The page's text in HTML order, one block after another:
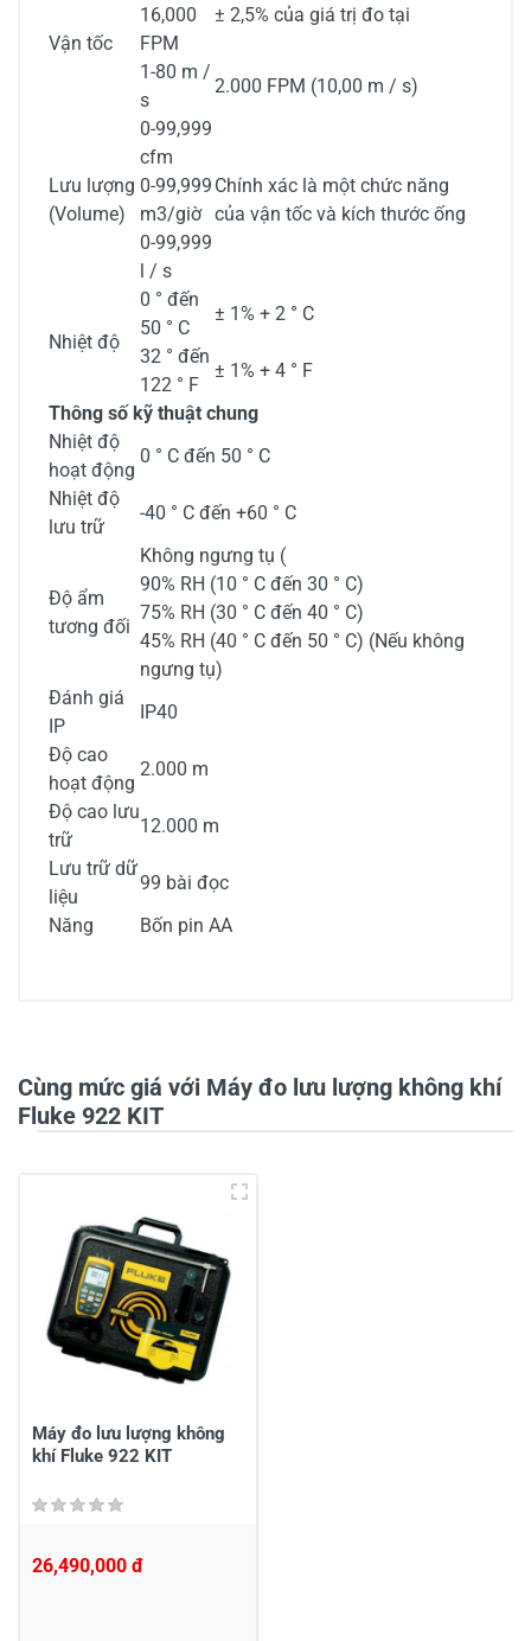
Vận tốc
16,000
FPM
± 2,5% của giá trị đo tại
1-80 m /
s
2.000 FPM (10,00 m / s)
Lưu lượng
(Volume)
0-99,999
cfm
Chính xác là một chức năng
của vận tốc và kích thước ống
0-99,999
m3/giờ
0-99,999
l / s
Nhiệt độ
0 ° đến
50 ° C
± 1% + 2 ° C
32 ° đến
122 ° F
± 1% + 4 ° F
Thông số kỹ thuật chung
Nhiệt độ
hoạt động
0 ° C đến 50 ° C
Nhiệt độ
lưu trữ
-40 ° C đến +60 ° C
Độ ẩm
tương đối
Không ngưng tụ (
90% RH (10 ° C đến 30 ° C)
75% RH (30 ° C đến 40 ° C)
45% RH (40 ° C đến 50 ° C) (Nếu không
ngưng tụ)
Đánh giá
IP
IP40
Độ cao
hoạt động
2.000 m
Độ cao lưu
trữ
12.000 m
Lưu trữ dữ
liệu
99 bài đọc
Năng
Bốn pin AA
3
2
1
Chia sẻ nhận xét về sản phẩm
Viết nhận xét của bạn
Cùng mức giá với Máy đo lưu lượng không khí
Fluke 922 KIT
Máy đo lưu lượng không
khí Fluke 922 KIT
26,490,000 đ